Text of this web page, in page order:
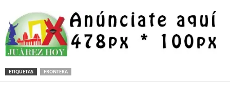
ETIQUETAS FRONTERA